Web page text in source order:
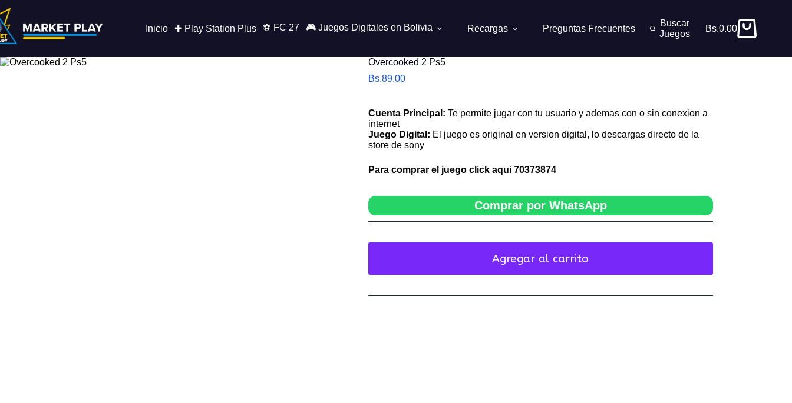
al
contenido
Inicio ✚ Play Station Plus ⚽ FC 27 🎮 Juegos Digitales en Bolivia Recargas Preguntas Frecuentes
Buscar
Juegos
Carro
Bs.0.00
Overcooked 2 Ps5
Bs.89.00
Cuenta Principal: Te permite jugar con tu usuario y ademas con o sin conexion a
internet
Juego Digital: El juego es original en version digital, lo descargas directo de la
store de sony
Para comprar el juego click aqui 70373874
Comprar por WhatsApp
Agregar al carrito